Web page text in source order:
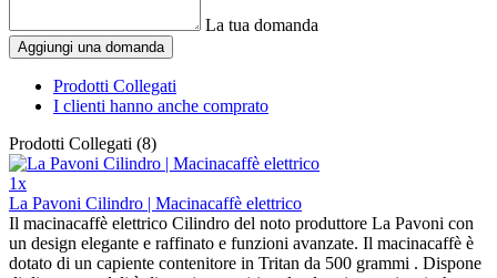
La tua domanda
Aggiungi una domanda
Prodotti Collegati
I clienti hanno anche comprato
Prodotti Collegati (8)
1x
La Pavoni Cilindro | Macinacaffè elettrico
Il macinacaffè elettrico Cilindro del noto produttore La Pavoni con
un design elegante e raffinato e funzioni avanzate. Il macinacaffè è
dotato di un capiente contenitore in Tritan da 500 grammi . Dispone